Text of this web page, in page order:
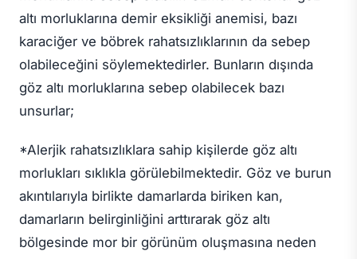
altı morluklarına demir eksikliği anemisi, bazı
karaciğer ve böbrek rahatsızlıklarının da sebep
olabileceğini söylemektedirler. Bunların dışında
göz altı morluklarına sebep olabilecek bazı
unsurlar;
*Alerjik rahatsızlıklara sahip kişilerde göz altı
morlukları sıklıkla görülebilmektedir. Göz ve burun
akıntılarıyla birlikte damarlarda biriken kan,
damarların belirginliğini arttırarak göz altı
bölgesinde mor bir görünüm oluşmasına neden